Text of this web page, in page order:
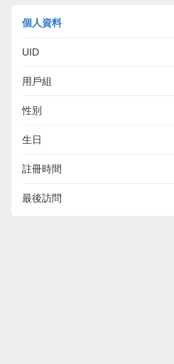
個人資料
UID
用戶組
性別
生日
註冊時間
最後訪問